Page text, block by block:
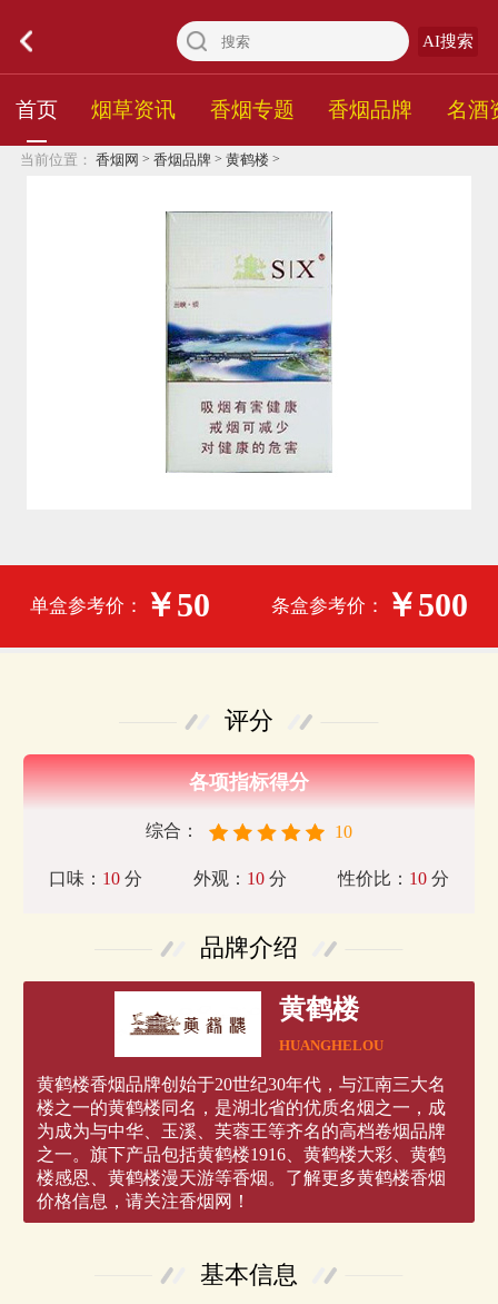
AI搜索
首页 烟草资讯 香烟专题 香烟品牌 名酒
当前位置： 香烟网 > 香烟品牌 > 黄鹤楼>
单盒参考价： ￥50 条盒参考价： ￥500
评分
各项指标得分
综合： 10
口味： 10分 外观： 10 分 性价比： 10 分
品牌介绍
黄鹤楼
HUANGHELOU
黄鹤楼香烟品牌创始于20世纪30年代，与江南三大名
楼之一的黄鹤楼同名，是湖北省的优质名烟之一，成
为成为与中华、玉溪、芙蓉王等齐名的高档卷烟品牌
之一。旗下产品包括黄鹤楼1916、黄鹤楼大彩、黄鹤
楼感恩、黄鹤楼漫天游等香烟。了解更多黄鹤楼香烟
价格信息，请关注香烟网！
基本信息